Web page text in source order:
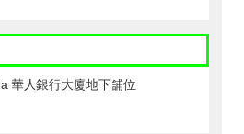
華人銀行大廈地下舖位